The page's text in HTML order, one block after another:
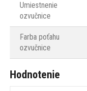
Umiestnenie
ozvučnice
Farba poťahu
ozvučnice
Hodnotenie